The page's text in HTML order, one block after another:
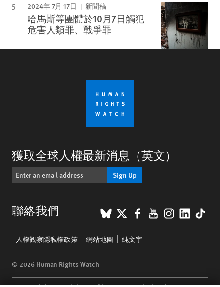
2024年 7月 17日 新聞稿
哈馬斯等團體於10月7日觸犯
危害人類罪、戰爭罪
獲取全球人權最新消息（英文）
Sign Up
聯絡我們 BlueSky
X Facebook
YouTube
menu
人權觀察隱私權政策 網站地圖 純文字
© 2026 Human Rights Watch